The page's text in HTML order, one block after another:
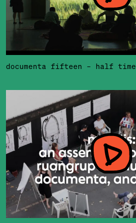
documenta fifteen – half time